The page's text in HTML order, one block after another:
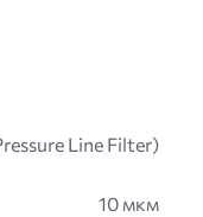
Line Filter)
10 мкм